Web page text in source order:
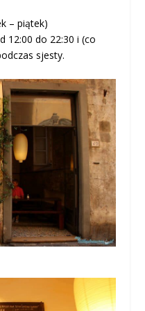
– piątek)
12:00 do 22:30 i (co
sjesty.